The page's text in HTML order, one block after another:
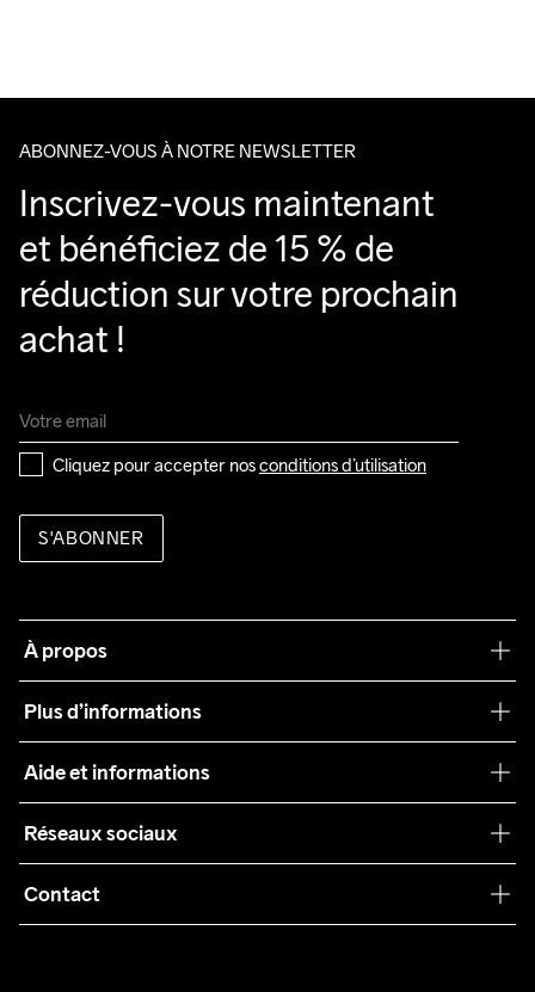
ABONNEZ-VOUS À NOTRE NEWSLETTER
Inscrivez-vous maintenant
et bénéficiez de 15 % de
réduction sur votre prochain
achat !
Cliquez pour accepter nos conditions d’utilisation
S'ABONNER
À propos
Plus d’informations
Teamwear
Durabilité
Collaborations
Aide et informations
Conditions générales
Retours
Réseaux sociaux
Contact